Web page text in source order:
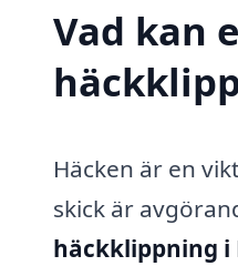
Vad kan
Häcken är en
skick är
häckklippning i